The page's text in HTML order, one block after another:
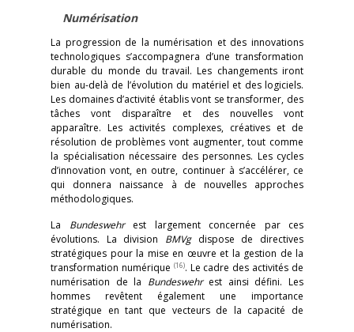
Numérisation
La progression de la numérisation et des innovations
technologiques s’accompagnera d’une transformation
durable du monde du travail. Les changements iront
bien au-delà de l’évolution du matériel et des logiciels.
Les domaines d’activité établis vont se transformer, des
tâches vont disparaître et des nouvelles vont
apparaître. Les activités complexes, créatives et de
résolution de problèmes vont augmenter, tout comme
la spécialisation nécessaire des personnes. Les cycles
d’innovation vont, en outre, continuer à s’accélérer, ce
qui donnera naissance à de nouvelles approches
méthodologiques.
La Bundeswehrest largement concernée par ces
évolutions. La division BMVgdispose de directives
stratégiques pour la mise en œuvre et la gestion de la
transformation numérique (16). Le cadre des activités de
numérisation de la Bundeswehrest ainsi défini. Les
hommes revêtent également une importance
stratégique en tant que vecteurs de la capacité de
numérisation.